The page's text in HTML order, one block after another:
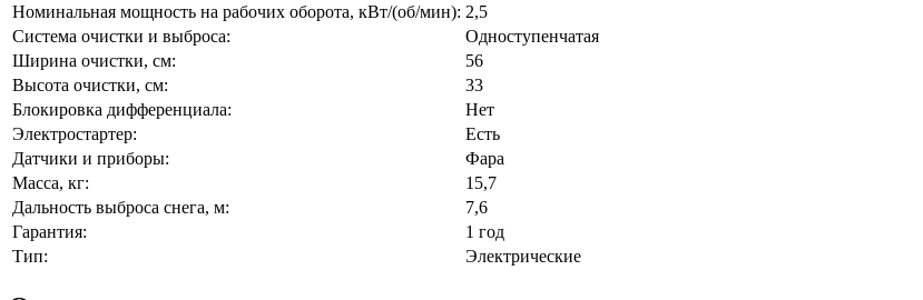
Номинальная мощность на рабочих оборота, кВт/(об/мин): 2,5
Система очистки и выброса:
Одноступенчатая
Ширина очистки, см:
56
Высота очистки, см:
33
Блокировка дифференциала:
Нет
Электростартер:
Есть
Датчики и приборы:
Фара
Масса, кг:
15,7
Дальность выброса снега, м:
7,6
Гарантия:
1 год
Тип:
Электрические